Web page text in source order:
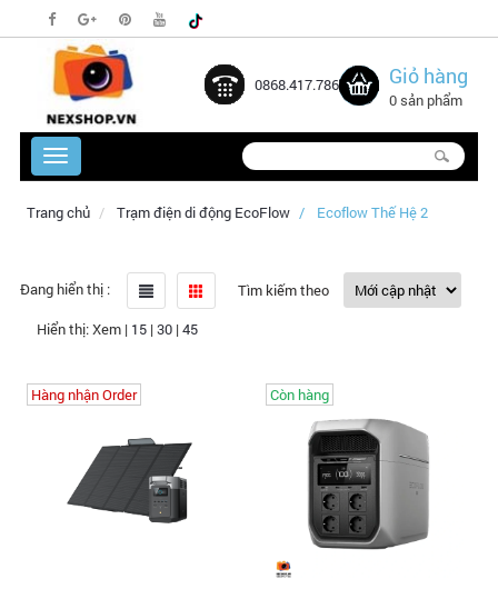
0868.417.786 Giỏ hàng
0 sản phẩm
Trang chủ Trạm điện di động EcoFlow Ecoflow Thế Hệ 2
Đang hiển thị :
Tìm kiếm theo
Hiển thị:Xem | 15 | 30 | 45
Hàng nhận Order Còn hàng